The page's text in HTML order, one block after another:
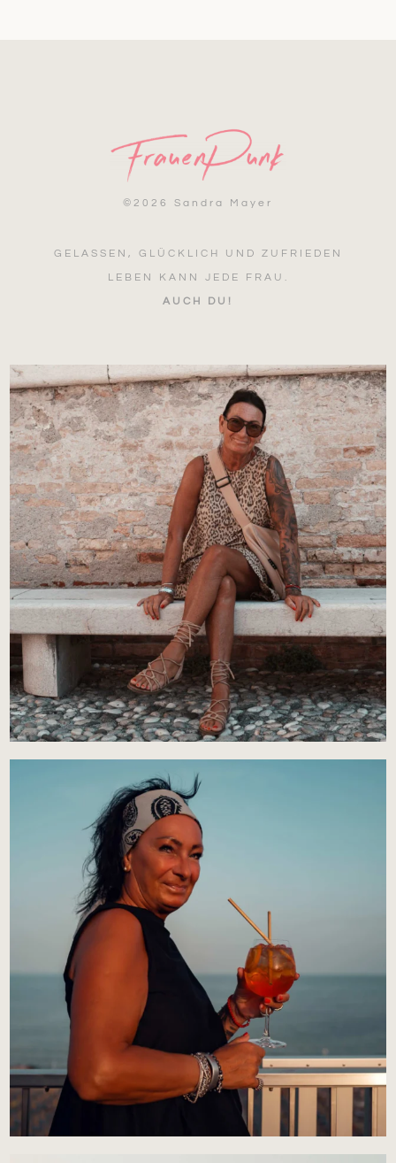
© 2026 Sandra Mayer
GELASSEN, GLÜCKLICH UND ZUFRIEDEN
LEBEN KANN JEDE FRAU.
AUCH DU!